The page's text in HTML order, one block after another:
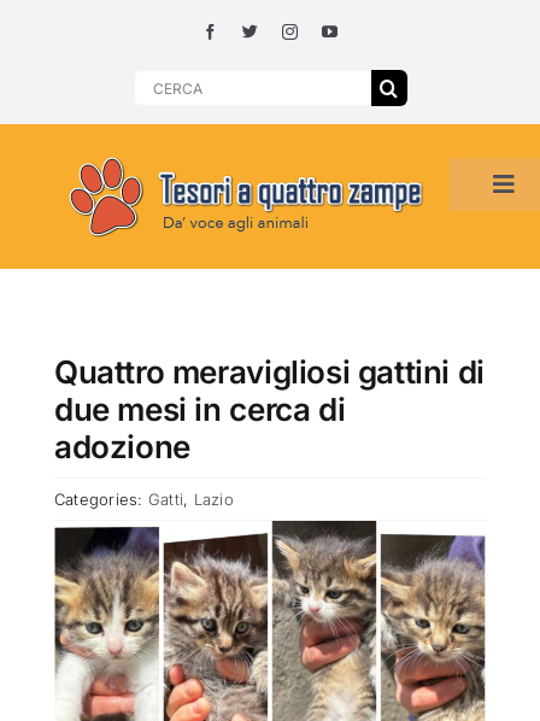
Search
HOME
SMARRITI O DA ADOTTARE
ADOTTATI O RITROVATI
ATTUALITÀ
VIDEO
Quattro meravigliosi gattini di
due mesi in cerca di
adozione
Categories: Gatti, Lazio